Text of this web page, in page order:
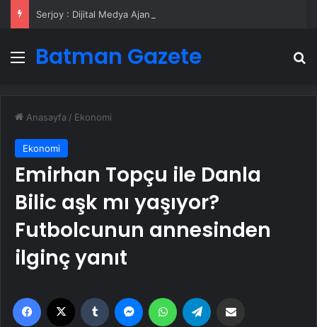
Menü
Batman Gazete
Anasayfa / Ekonomi
Ekonomi
Emirhan Topçu ile Danla
Bilic aşk mı yaşıyor?
Futbolcunun annesinden
ilginç yanıt
Facebook Tumblr MessengerWhatsApp